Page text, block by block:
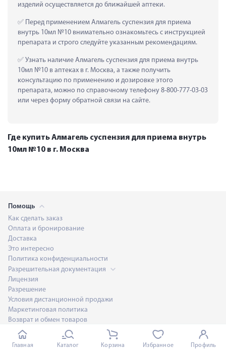
изделий осуществляется до ближайшей аптеки.
Перед применением Алмагель суспензия для приема
внутрь 10мл №10 внимательно ознакомьтесь с инструкцией
препарата и строго следуйте указанным рекомендациям.
Узнать наличие Алмагель суспензия для приема внутрь
10мл №10 в аптеках в г. Москва, а также получить
консультацию по применению и дозировке этого
препарата, можно по справочному телефону 8-800-777-03-03
или через форму обратной связи на сайте.
Где купить Алмагель суспензия для приема внутрь
10мл №10 в г. Москва
Помощь
Как сделать заказ
Оплата и бронирование
Доставка
Это интересно
Политика конфиденциальности
Разрешительная документация
Лицензия
Разрешение
Условия дистанционной продажи
Маркетинговая политика
Возврат и обмен товаров
Договор оферты
Обратная связь
Розничная торговля лекарственными препаратами для
Главная Каталог Корзина Избранное Профиль